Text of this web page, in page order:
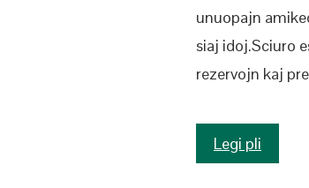
unuopajn
siaj idoj.Sciuro
rezervojn kaj
Legi pli